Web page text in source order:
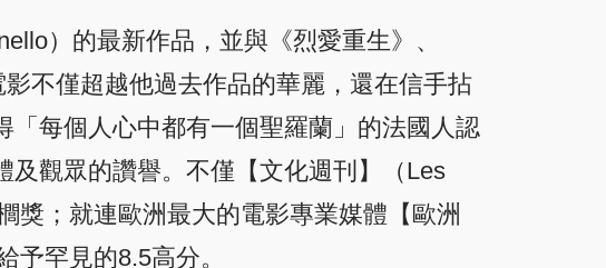
）的最新作品，並與《烈愛重生》、
不僅超越他過去作品的華麗，還在信手拈
每個人心中都有一個聖羅蘭」的法國人認
及觀眾的讚譽。不僅【文化週刊】（Les
獎；就連歐洲最大的電影專業媒體【歐洲
罕見的8.5高分。